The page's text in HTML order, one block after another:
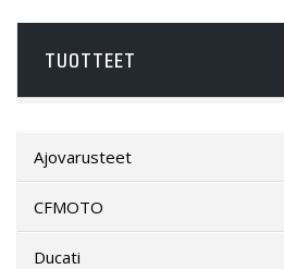
TUOTTEET
Ajovarusteet
CFMOTO
Ducati